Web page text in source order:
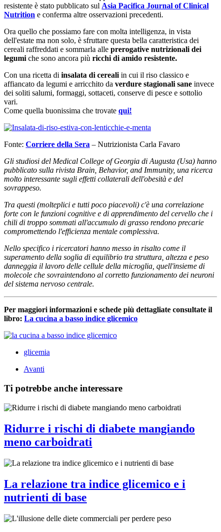
resistente è stato pubblicato sul Asia Pacifica Journal of Clinical
Nutrition e conferma altre osservazioni precedenti.
Ora quello che possiamo fare con molta intelligenza, in vista
dell'estate ma non solo, è sfruttare questa bella caratteristica dei
cereali raffreddati e sommarla alle prerogative nutrizionali dei
legumiche sono ancora più ricchi di amido resistente.
Con una ricetta di insalata di cerealiin cui il riso classico e
affiancato da legumi e arricchito da verdure stagionali sane invece
dei soliti salumi, formaggi, sottaceti, conserve di pesce e sottolio
vari.
Come quella buonissima che trovate qui!
Fonte: Corriere della Sera – Nutrizionista Carla Favaro
Gli studiosi del Medical College of Georgia di Augusta (Usa) hanno
pubblicato sulla rivista Brain, Behavior, and Immunity, una ricerca
molto interessante sugli effetti collaterali dell'obesità e del
sovrappeso.
Tra questi (molteplici e tutti poco piacevoli) c'è una correlazione
forte con le funzioni cognitive e di apprendimento del cervello che i
chili di troppo sommati all'accumulo di grasso rendono precarie
compromettendo l'efficienza mentale complessiva.
Nello specifico i ricercatori hanno messo in risalto come il
superamento della soglia di equilibrio tra struttura, altezza e peso
danneggia il lavoro delle cellule della microglia, quell'insieme di
molecole che sovraintendono al corretto funzionamento dei neuroni
del sistema nervoso centrale.
Per maggiori informazioni e schede più dettagliate consultate il
libro: La cucina a basso indice glicemico
glicemia
Avanti
Ti potrebbe anche interessare
Ridurre i rischi di diabete mangiando
meno carboidrati
La relazione tra indice glicemico e i
nutrienti di base